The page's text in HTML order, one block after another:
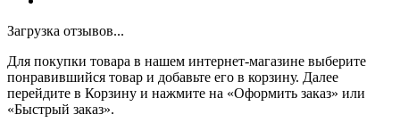
Загрузка отзывов...
Для покупки товара в нашем интернет-магазине выберите
понравившийся товар и добавьте его в корзину. Далее
перейдите в Корзину и нажмите на «Оформить заказ» или
«Быстрый заказ».